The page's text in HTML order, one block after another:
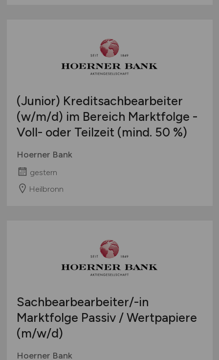
(Junior) Kreditsachbearbeiter
(w/m/d) im Bereich Marktfolge -
Voll- oder Teilzeit (mind. 50 %)
Hoerner Bank
gestern
Heilbronn
Sachbearbearbeiter/-in
Marktfolge Passiv / Wertpapiere
(m/w/d)
Hoerner Bank